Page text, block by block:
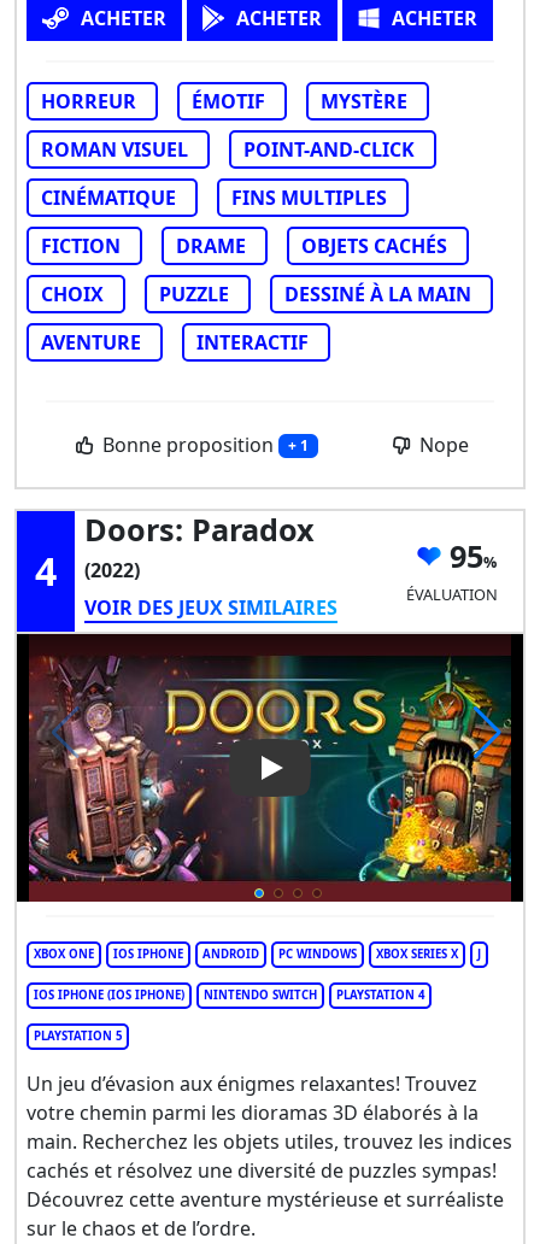
ACHETER ACHETER ACHETER
HORREUR ÉMOTIF
MYSTÈRE
ROMAN VISUEL
POINT-AND-CLICK
CINÉMATIQUE
FINS MULTIPLES
FICTION
DRAME
OBJETS CACHÉS
CHOIX
PUZZLE
DESSINÉ À LA MAIN
AVENTURE
INTERACTIF
Bonne proposition + 1 Nope
4
Doors: Paradox
(2022)
VOIR DES JEUX SIMILAIRES
95
ÉVALUATION
Play Video: Doors: Paradox
XBOX ONE IOS IPHONE ANDROID PC WINDOWS XBOX SERIES X
IOS IPHONE (IOS IPHONE) NINTENDO SWITCH PLAYSTATION 4
PLAYSTATION 5
Un jeu d’évasion aux énigmes relaxantes! Trouvez
votre chemin parmi les dioramas 3D élaborés à la
main. Recherchez les objets utiles, trouvez les indices
cachés et résolvez une diversité de puzzles sympas!
Découvrez cette aventure mystérieuse et surréaliste
sur le chaos et de l’ordre.